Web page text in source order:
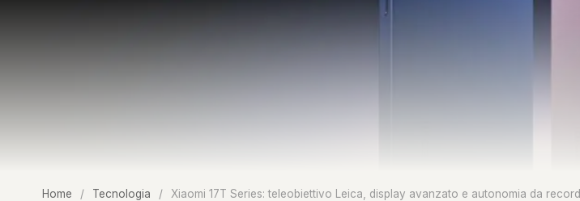
Home / Tecnologia / Xiaomi 17T Series: teleobiettivo Leica, display avanzato e autonomia da record